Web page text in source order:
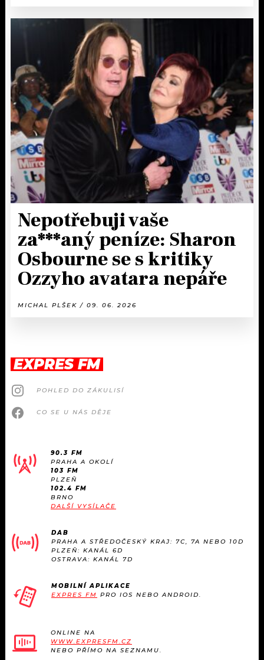
Nepotřebuji vaše
za***aný peníze: Sharon
Osbourne se s kritiky
Ozzyho avatara nepáře
MICHAL PLŠEK / 09. 06. 2026
EXPRES FM
POHLED DO ZÁKULISÍ
CO SE U NÁS DĚJE
90.3 FM
PRAHA A OKOLÍ
103 FM
PLZEŇ
102.4 FM
BRNO
DALŠÍ VYSÍLAČE
DAB
PRAHA A STŘEDOČESKÝ KRAJ: 7C, 7A NEBO 10D
PLZEŇ: KANÁL 6D
OSTRAVA: KANÁL 7D
MOBILNÍ APLIKACE
EXPRES FM PRO IOS NEBO ANDROID.
ONLINE NA
WWW.EXPRESFM.CZ
NEBO PŘÍMO NA SEZNAMU.